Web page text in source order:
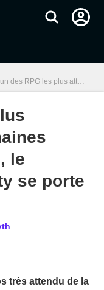
RPG les plus attendus des prochaines années "prend vie", le prochain jeu Divinity se porte très bien
le
se porte
très attendu de la